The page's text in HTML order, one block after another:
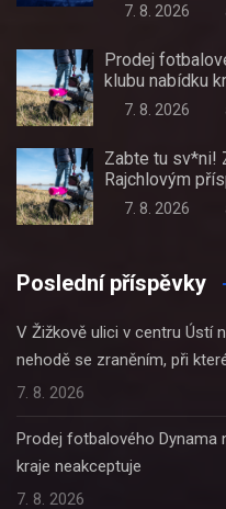
7. 8. 2026
Prodej
klubu nabídku
7. 8. 2026
Zabte tu sv*ni!
Rajchlovým
7. 8. 2026
Poslední příspěvky
V Žižkově ulici v centru Ústí
nehodě se zraněním, při
7. 8. 2026
Prodej fotbalového Dynama
kraje neakceptuje
7. 8. 2026